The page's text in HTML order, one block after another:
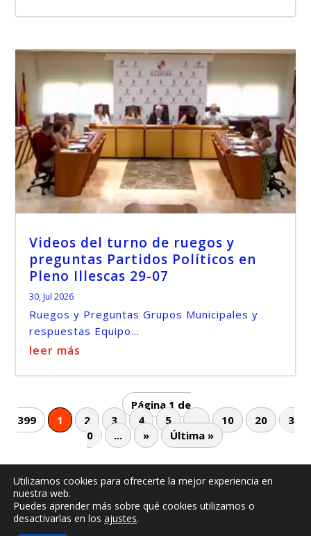
Videos del turno de ruegos y
preguntas Partidos Políticos en
Pleno Illescas 29-07
30, Jul 2026
Ruegos y Preguntas Grupos Municipales y
respuestas Equipo...
leer más
Página 1 de
399
1 2 3 4 5 ... 10 20
3
0
... » Última »
© -
Política de privacidad
Utilizamos cookies para ofrecerte la mejor experiencia en
nuestra web.
Puedes aprender más sobre qué cookies utilizamos o
desactivarlas en los ajustes.